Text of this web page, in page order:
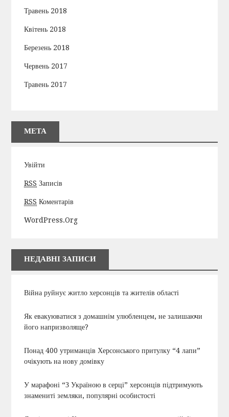
Травень 2018
Квітень 2018
Березень 2018
Червень 2017
Травень 2017
МЕТА
Увійти
RSS Записів
RSS Коментарів
WordPress.org
НЕДАВНІ ЗАПИСИ
Війна руйнує житло херсонців та жителів області
Як евакуюватися з домашнім улюбленцем, не залишаючи
його напризволяще?
Понад 400 утриманців Херсонського притулку “4 лапи”
очікують на нову домівку
У марафоні “З Україною в серці” херсонців підтримують
знамениті земляки, популярні особистості